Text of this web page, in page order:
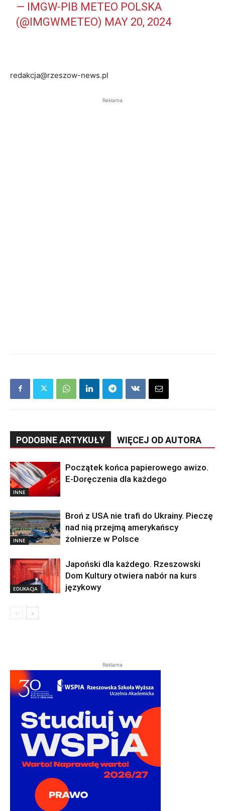
— IMGW-PIB METEO POLSKA
(@IMGWMETEO) MAY 20, 2024
redakcja@rzeszow-news.pl
Reklama
PODOBNE ARTYKUŁY WIĘCEJ OD AUTORA
INNE
Początek końca papierowego awizo.
E-Doręczenia dla każdego
INNE
Broń z USA nie trafi do Ukrainy. Pieczę
nad nią przejmą amerykańscy
żołnierze w Polsce
EDUKACJA
Japoński dla każdego. Rzeszowski
Dom Kultury otwiera nabór na kurs
językowy
Reklama